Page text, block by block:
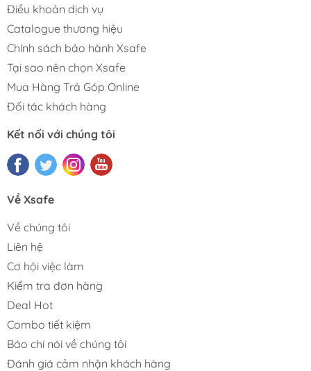
Điều khoản dịch vụ
Catalogue thương hiệu
Chính sách bảo hành Xsafe
Tại sao nên chọn Xsafe
Mua Hàng Trả Góp Online
Đối tác khách hàng
Kết nối với chúng tôi
Về Xsafe
Về chúng tôi
Liên hệ
Cơ hội việc làm
Kiểm tra đơn hàng
Deal Hot
Combo tiết kiệm
Báo chí nói về chúng tôi
Đánh giá cảm nhận khách hàng